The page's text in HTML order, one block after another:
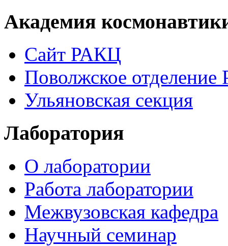
Академия
Сайт РАКЦ
Поволжское
Ульяновская секция
Лаборатория
О лаборатории
Работа лаборатории
Межвузовская кафедра
Научный семинар